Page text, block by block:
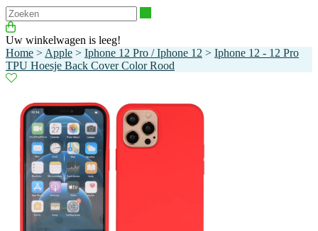
Uw winkelwagen is leeg!
Home > Apple > Iphone 12 Pro / Iphone 12 > Iphone 12 - 12 Pro
TPU Hoesje Back Cover Color Rood